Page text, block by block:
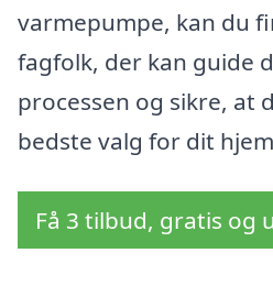
varmepumpe, kan du
fagfolk, der kan guide
processen og sikre, at
bedste valg for dit
Få 3 tilbud, gratis og